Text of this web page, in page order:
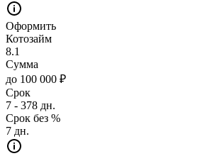
Оформить
Котозайм
8.1
Сумма
до 100 000 ₽
Срок
7 - 378 дн.
Срок без %
7 дн.